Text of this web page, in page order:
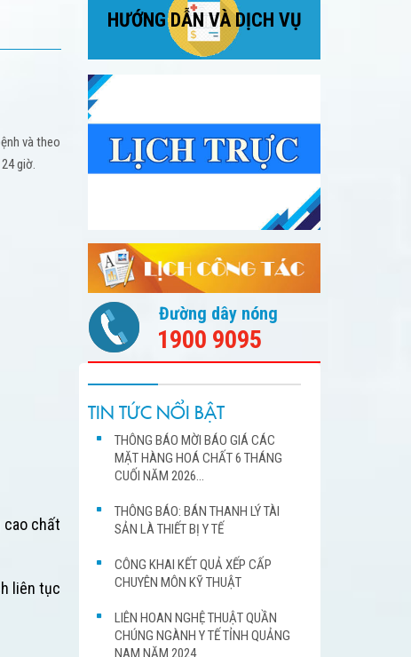
và theo
giờ.
cao chất
liên tục
HƯỚNG DẪN VÀ DỊCH VỤ
Đường dây nóng
1900 9095
TIN TỨC NỔI BẬT
THÔNG BÁO MỜI BÁO GIÁ CÁC
MẶT HÀNG HOÁ CHẤT 6 THÁNG
CUỐI NĂM 2026...
THÔNG BÁO: BÁN THANH LÝ TÀI
SẢN LÀ THIẾT BỊ Y TẾ
CÔNG KHAI KẾT QUẢ XẾP CẤP
CHUYÊN MÔN KỸ THUẬT
LIÊN HOAN NGHỆ THUẬT QUẦN
CHÚNG NGÀNH Y TẾ TỈNH QUẢNG
NAM NĂM 2024